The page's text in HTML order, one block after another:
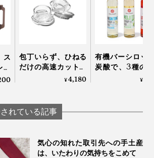
まずは140mlの熱湯で溶いて、基本の
ぷりつけて。甘みの少ないバゲットや
です。
その日の気分で牛乳やオーツミルクを
ミルクフォーマーで泡立てて添えれ
ひと皿にも。
ス
理
包丁いらず、ひねる
だけの高速カット！
生姜やパセリにも使
ル」｜Garlic Twist 4.0
¥4,180
有機バーシロッ
炭酸で、3種の
ドリンク
¥
れている記事
気心の知れた取引先への手土産
は、いたわりの気持ちをこめて